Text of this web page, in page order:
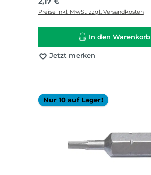
Preise inkl. MwSt. zzgl. Versandkosten
In den Warenkorb
Jetzt merken
Nur 10 auf Lager!